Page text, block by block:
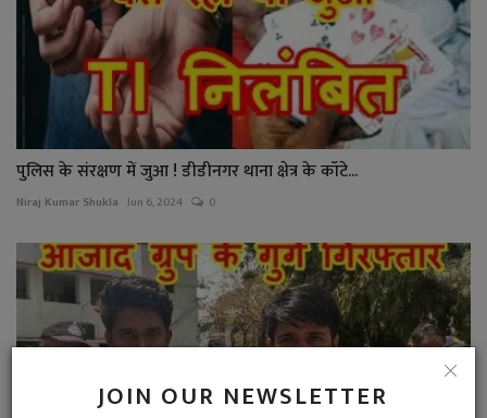
JOIN OUR NEWSLETTER
पुलिस के संरक्षण में जुआ ! डीडीनगर थाना क्षेत्र के कॉटे...
Niraj Kumar Shukla Jun 6, 2024 0